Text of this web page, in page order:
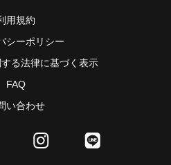
用規約
シーポリシー
る法律に基づく表示
FAQ
い合わせ